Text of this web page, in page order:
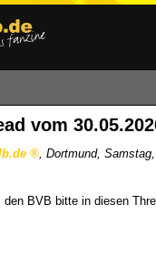
vom
, Dortmund,
BVB bitte in diesen